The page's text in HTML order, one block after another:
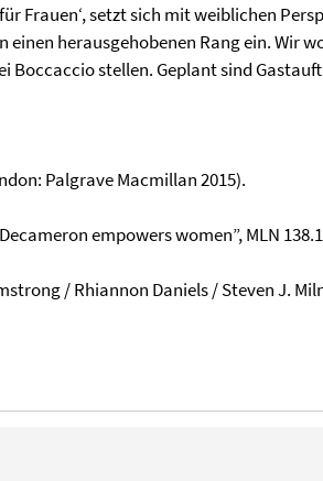
Frauen‘, setzt sich mit weiblichen
herausgehobenen Rang ein. Wir
Boccaccio stellen. Geplant sind
Palgrave Macmillan 2015).
empowers women”, MLN 138.1
/ Rhiannon Daniels / Steven J.